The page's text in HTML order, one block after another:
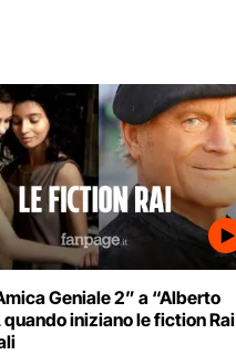
Geniale 2” a “Alberto
quando iniziano le fiction Rai